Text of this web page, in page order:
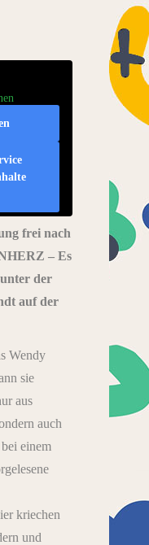
frei nach
– Es
der
auf der
Wendy
sie
aus
auch
einem
kriechen
und